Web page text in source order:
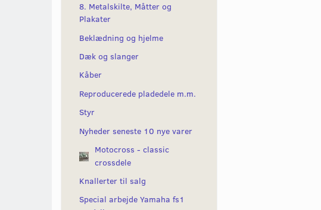
8. Metalskilte, Måtter og
Plakater
Beklædning og hjelme
Dæk og slanger
Kåber
Reproducerede pladedele m.m.
Styr
Nyheder seneste 10 nye varer
Motocross - classic
crossdele
Knallerter til salg
Special arbejde Yamaha fs1